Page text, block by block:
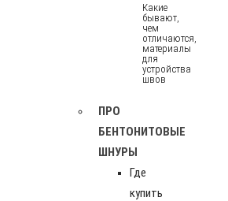
Какие
бывают,
чем
отличаются,
материалы
для
устройства
швов
ПРО
БЕНТОНИТОВЫЕ
ШНУРЫ
Где
купить